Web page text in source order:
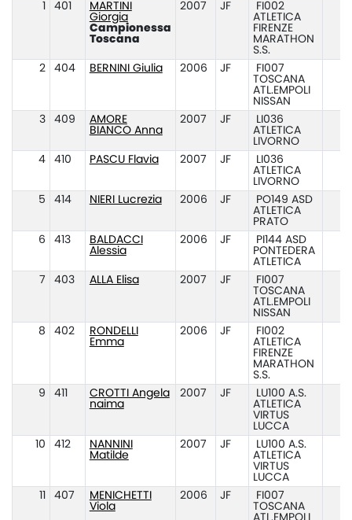
401
MARTINI
Giorgia
Campionessa
Toscana
2007 JF
FI002
ATLETICA
FIRENZE
MARATHON
S.S.
2 404 BERNINI Giulia 2006 JF
FI007
TOSCANA
ATL.EMPOLI
NISSAN
3
409
AMORE
BIANCO Anna
2007 JF
LI036
ATLETICA
LIVORNO
4 410 PASCU Flavia 2007 JF
LI036
ATLETICA
LIVORNO
5 414 NIERI Lucrezia 2006 JF
PO149 ASD
ATLETICA
PRATO
6 413
BALDACCI
Alessia
2006 JF
PI144 ASD
PONTEDERA
ATLETICA
7 403 ALLA Elisa 2007 JF
FI007
TOSCANA
ATL.EMPOLI
NISSAN
8
402
RONDELLI
Emma
2006 JF
FI002
ATLETICA
FIRENZE
MARATHON
S.S.
9
411
CROTTI Angela
naima
2007 JF
LU100 A.S.
ATLETICA
VIRTUS
LUCCA
10 412
NANNINI
Matilde
2007 JF
LU100 A.S.
ATLETICA
VIRTUS
LUCCA
407
MENICHETTI
Viola
2006 JF
FI007
TOSCANA
ATL.EMPOLI